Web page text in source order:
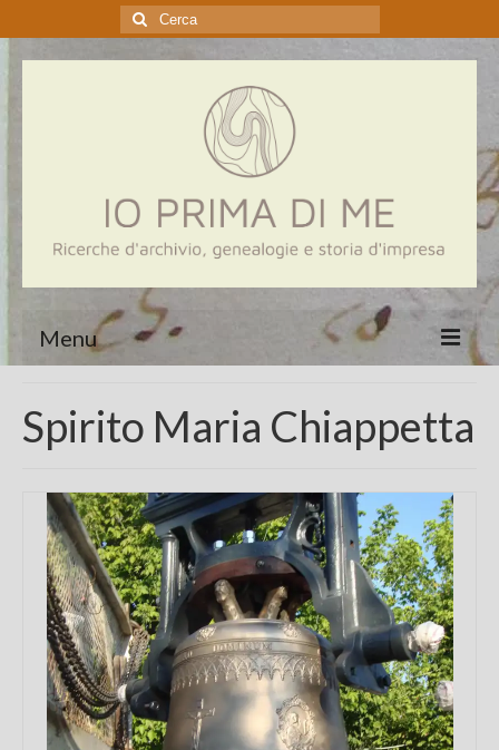
Cerca:
Menu
Genealogia
Aziende
Chi sono
FAQ
Contatti
Spirito Maria Chiappetta